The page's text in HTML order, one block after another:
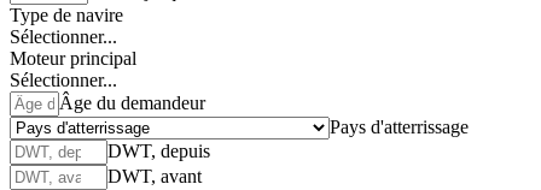
Type de navire
Sélectionner...
Moteur principal
Sélectionner...
Âge du demandeur
Pays d'atterrissage
DWT, depuis
DWT, avant